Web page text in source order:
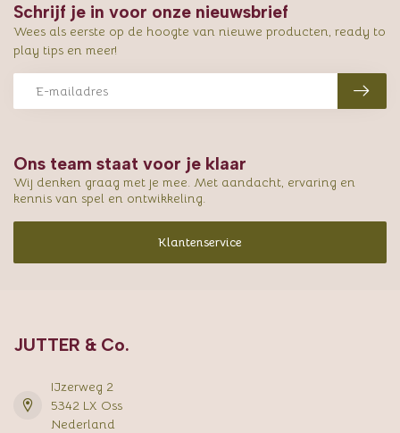
Ons team staat voor je klaar
Wij denken graag met je mee. Met aandacht, ervaring en
kennis van spel en ontwikkeling.
Klantenservice
Schrijf je in voor onze nieuwsbrief
Wees als eerste op de hoogte van nieuwe producten, ready to
play tips en meer!
JUTTER & Co.
IJzerweg 2
5342 LX Oss
Nederland